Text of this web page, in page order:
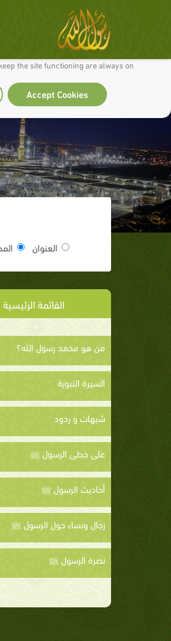
you and so we can continually improve it.
the site functioning are always on
Accept Cookies
العنوان
القائمة الرئيسية
من هو محمد رسول الله؟
السيرة النبوية
شبهات و ردود
على خطى الرسول ﷺ
أحاديث الرسول ﷺ
رجال ونساء حول الرسول ﷺ
نصرة الرسول ﷺ